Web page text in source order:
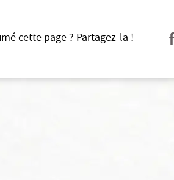
cette page ? Partagez-la !